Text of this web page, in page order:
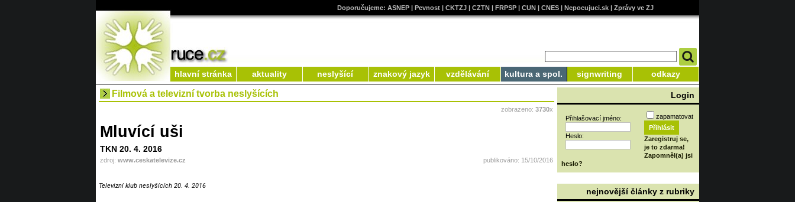
Doporučujeme: ASNEP| Pevnost| CKTZJ| CZTN| FRPSP| CUN| CNES| Nepocujuci.sk| Zprávy ve ZJ
hlavní stránka aktuality neslyšící znakový jazyk vzdělávání kultura a spol. signwriting odkazy
Filmová a televizní tvorba neslyšících
zobrazeno: 3730x
Mluvící uši
TKN 20. 4. 2016
zdroj: www.ceskatelevize.cz publikováno: 15/10/2016
Televizní klub neslyšících 20. 4. 2016
Login
Přihlašovací jméno:
Heslo:
zapamatovat
Zaregistruj se,
je to zdarma!
Zapomněl(a) jsi
heslo?
nejnovější články z rubriky